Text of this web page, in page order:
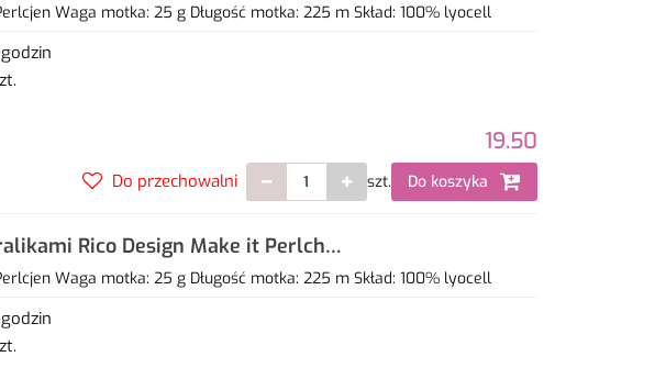
Waga motka: 25 g Długość motka: 225 m Skład: 100% lyocell
19.50
szt. Do koszyka
Do przechowalni
Rico Design Make it Perlchen
Waga motka: 25 g Długość motka: 225 m Skład: 100% lyocell